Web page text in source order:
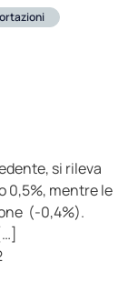
si rileva
0,5%, mentre le
(-0,4%).